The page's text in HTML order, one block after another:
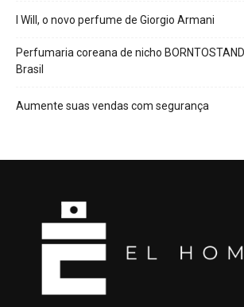
I Will, o novo perfume de Giorgio Armani
Perfumaria coreana de nicho
Brasil
Aumente suas vendas com segurança